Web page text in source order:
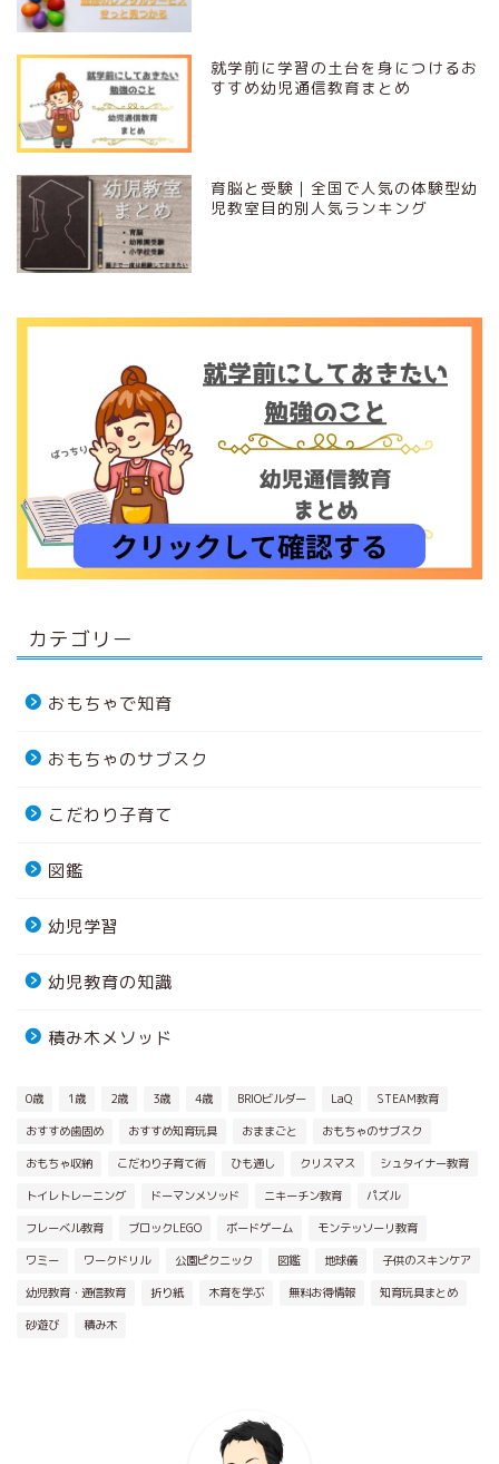
就学前に学習の土台を身につけるお
すすめ幼児通信教育まとめ
育脳と受験｜全国で人気の体験型幼
児教室目的別人気ランキング
カテゴリー
おもちゃで知育
おもちゃのサブスク
こだわり子育て
図鑑
幼児学習
幼児教育の知識
積み木メソッド
0歳 1歳 2歳 3歳 4歳 BRIOビルダー LaQ STEAM教育
おすすめ歯固め おすすめ知育玩具 おままごと おもちゃのサブスク
おもちゃ収納 こだわり子育て術 ひも通し クリスマス シュタイナー教育
トイレトレーニング ドーマンメソッド ニキーチン教育 パズル
フレーベル教育 ブロックLEGO ボードゲーム モンテッソーリ教育
ワミー ワークドリル 公園ピクニック 図鑑 地球儀 子供のスキンケア
幼児教育・通信教育 折り紙 木育を学ぶ 無料お得情報 知育玩具まとめ
砂遊び 積み木